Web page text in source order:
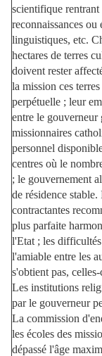
scientifique rentrant
reconnaissances ou
linguistiques, etc.
hectares de terres
doivent rester
la mission ces
perpétuelle ; leur
entre le gouverneur
missionnaires
personnel
centres où le
; le gouvernement
de résidence
contractantes
plus parfaite
l'Etat ; les
l'amiable entre les
s'obtient pas,
Les institutions
par le gouverneur
La commission
les écoles des
dépassé l'âge